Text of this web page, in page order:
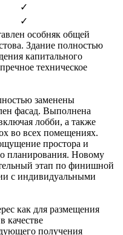
✓
✓
особняк общей
Здание полностью
капитального
техническое
заменены
фасад. Выполнена
лобби, а также
во всех помещениях.
простора и
планирования. Новому
этап по финишной
с индивидуальными
как для размещения
качестве
получения